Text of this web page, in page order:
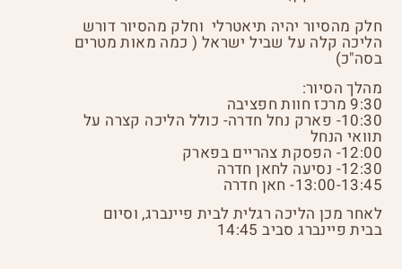
חלק מהסיור יהיה תיאטרלי וחלק מהסיור דורש
הליכה קלה על שביל ישראל ( כמה מאות מטרים
בסה"כ)
מהלך הסיור:
9:30 מרכז חוות חפציבה
10:30- פארק נחל חדרה- כולל הליכה קצרה על
תוואי הנחל
12:00- הפסקת צהריים בפארק
12:30- נסיעה לחאן חדרה
13:00-13:45- חאן חדרה
לאחר מכן הליכה רגלית לבית פיינברג, וסיום
בבית פיינברג סביב 14:45